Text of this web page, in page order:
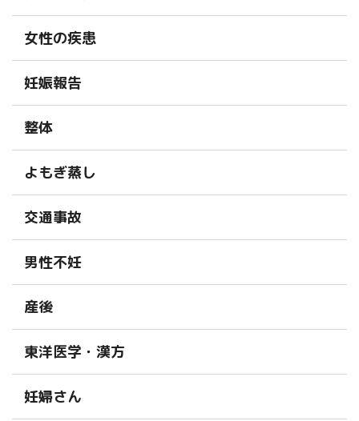
女性の疾患
妊娠報告
整体
よもぎ蒸し
交通事故
男性不妊
産後
東洋医学・漢方
妊婦さん